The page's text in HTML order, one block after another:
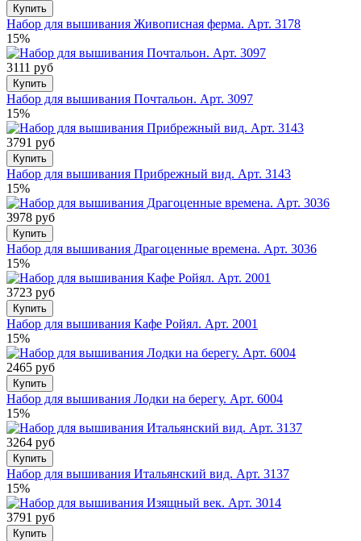
Купить
Набор для вышивания Живописная ферма. Арт. 3178
15%
3111 руб
Купить
Набор для вышивания Почтальон. Арт. 3097
15%
3791 руб
Купить
Набор для вышивания Прибрежный вид. Арт. 3143
15%
3978 руб
Купить
Набор для вышивания Драгоценные времена. Арт. 3036
15%
3723 руб
Купить
Набор для вышивания Кафе Ройял. Арт. 2001
15%
2465 руб
Купить
Набор для вышивания Лодки на берегу. Арт. 6004
15%
3264 руб
Купить
Набор для вышивания Итальянский вид. Арт. 3137
15%
3791 руб
Купить